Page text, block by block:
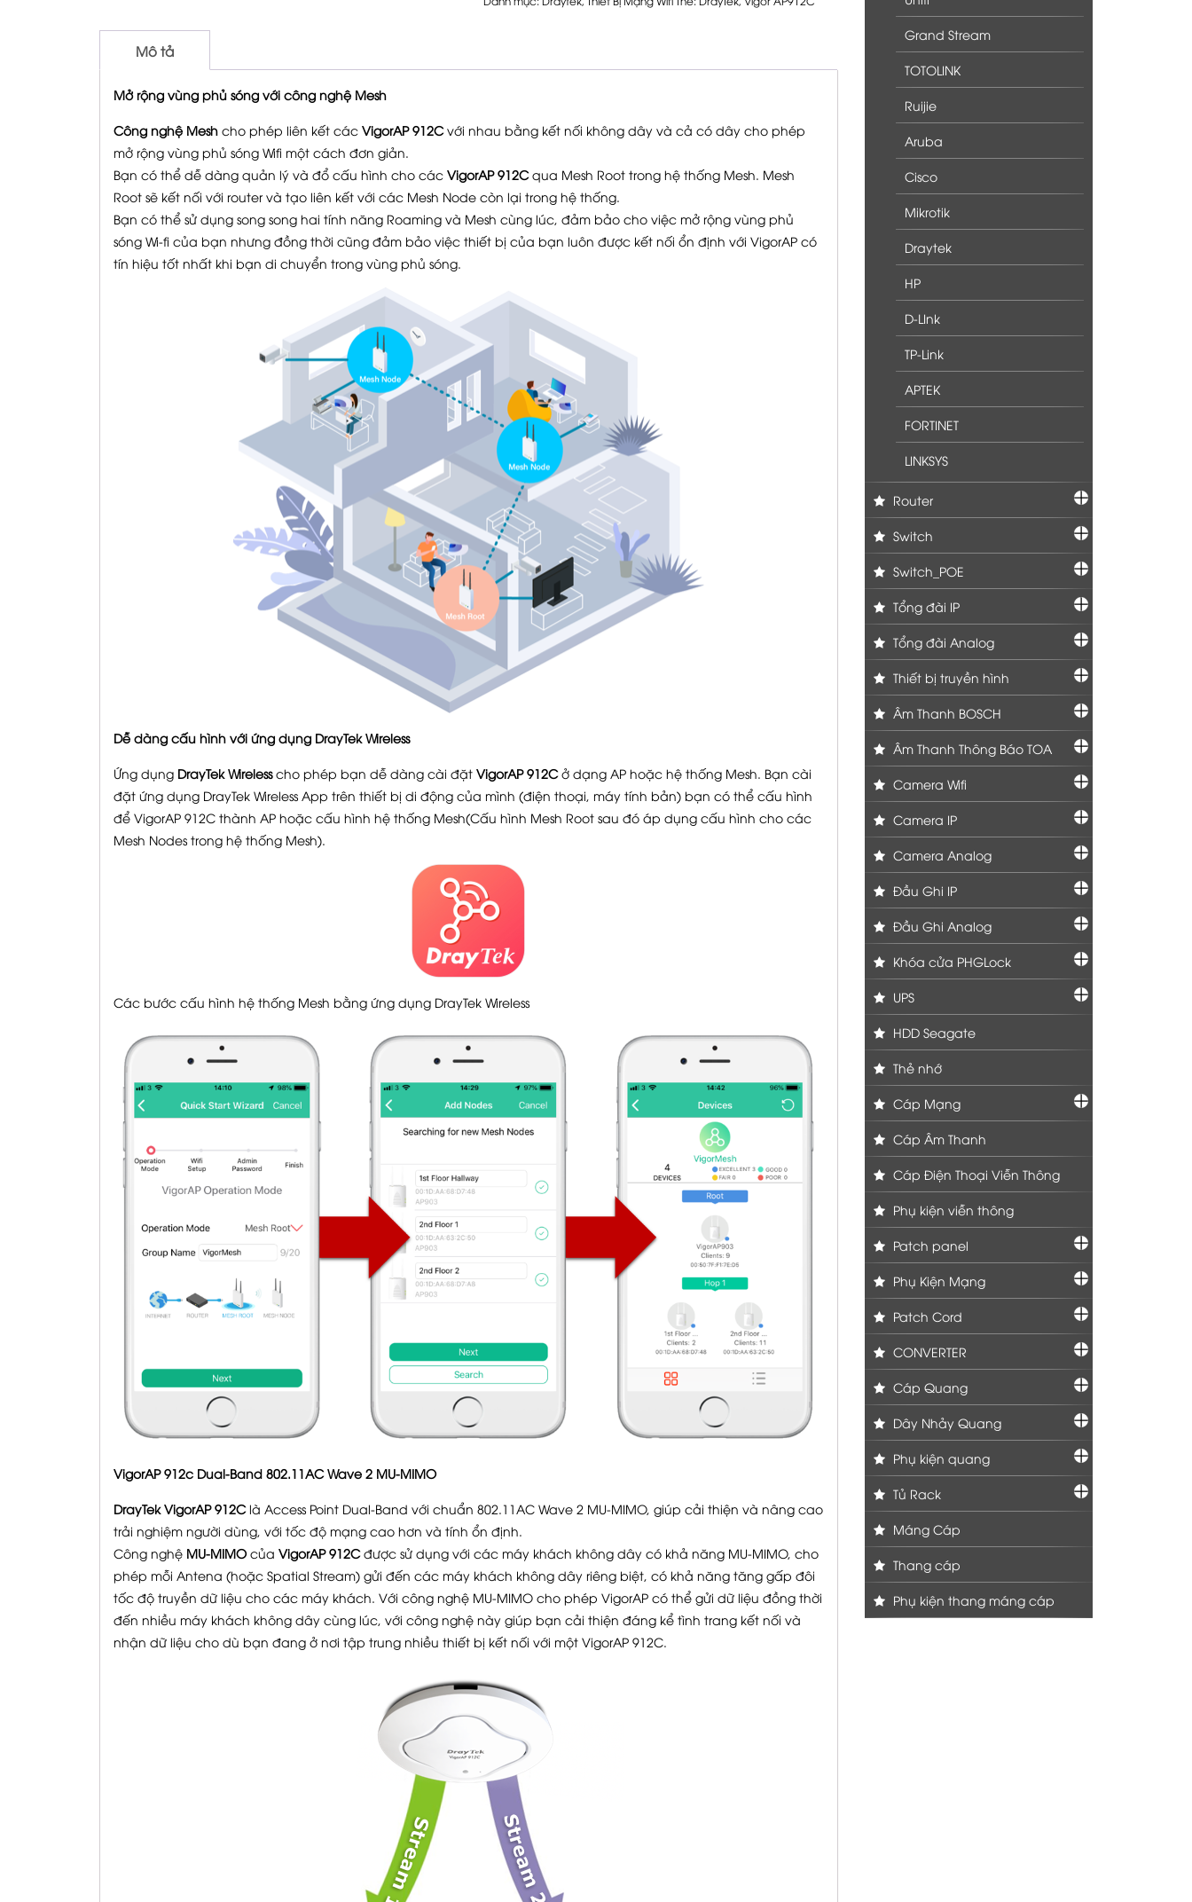
Mô tả
Mở rộng vùng phủ sóng với công nghệ Mesh
Công nghệ Mesh cho phép liên kết các VigorAP 912Cvới nhau bằng kết nối không dây và cả có dây cho phép
mở rộng vùng phủ sóng Wifi một cách đơn giản.
Bạn có thể dễ dàng quản lý và đổ cấu hình cho các VigorAP 912Cqua Mesh Root trong hệ thống Mesh. Mesh
Root sẽ kết nối với router và tạo liên kết với các Mesh Node còn lại trong hệ thống.
Bạn có thể sử dụng song song hai tính năng Roaming và Mesh cùng lúc, đảm bảo cho việc mở rộng vùng phủ
sóng Wi-fi của bạn nhưng đồng thời cũng đảm bảo việc thiết bị của bạn luôn được kết nối ổn định với VigorAP có
tín hiệu tốt nhất khi bạn di chuyển trong vùng phủ sóng.
Dễ dàng cấu hình với ứng dụng DrayTek Wireless
Ứng dụng DrayTek Wirelesscho phép bạn dễ dàng cài đặt VigorAP 912Cở dạng AP hoặc hệ thống Mesh. Bạn cài
đặt ứng dụng DrayTek Wireless App trên thiết bị di động của mình (điện thoại, máy tính bản) bạn có thể cấu hình
để VigorAP 912C thành AP hoặc cấu hình hệ thống Mesh(Cấu hình Mesh Root sau đó áp dụng cấu hình cho các
Mesh Nodes trong hệ thống Mesh).
Các bước cấu hình hệ thống Mesh bằng ứng dụng DrayTek Wireless
VigorAP 912c Dual-Band 802.11AC Wave 2 MU-MIMO
DrayTek VigorAP 912Clà Access Point Dual-Band với chuẩn 802.11AC Wave 2 MU-MIMO, giúp cải thiện và nâng cao
trải nghiệm người dùng, với tốc độ mạng cao hơn và tính ổn định.
Công nghệ MU-MIMOcủa VigorAP 912Cđược sử dụng với các máy khách không dây có khả năng MU-MIMO, cho
phép mỗi Antena (hoặc Spatial Stream) gửi đến các máy khách không dây riêng biệt, có khả năng tăng gấp đôi
tốc độ truyền dữ liệu cho các máy khách. Với công nghệ MU-MIMO cho phép VigorAP có thể gửi dữ liệu đồng thời
đến nhiều máy khách không dây cùng lúc, với công nghệ này giúp bạn cải thiện đáng kể tình trang kết nối và
nhận dữ liệu cho dù bạn đang ở nơi tập trung nhiều thiết bị kết nối với một VigorAP 912C.
Grand Stream
TOTOLINK
Ruijie
Aruba
Cisco
Mikrotik
Draytek
HP
D-LInk
TP-Link
APTEK
FORTINET
LINKSYS
Router
Switch
Switch_POE
Tổng đài IP
Tổng đài Analog
Thiết bị truyền hình
Âm Thanh BOSCH
Âm Thanh Thông Báo TOA
Camera Wifi
Camera IP
Camera Analog
Đầu Ghi IP
Đầu Ghi Analog
Khóa cửa PHGLock
UPS
HDD Seagate
Thẻ nhớ
Cáp Mạng
Cáp Âm Thanh
Cáp Điện Thoại Viễn Thông
Phụ kiện viễn thông
Patch panel
Phụ Kiện Mạng
Patch Cord
CONVERTER
Cáp Quang
Dây Nhảy Quang
Phụ kiện quang
Tủ Rack
Máng Cáp
Thang cáp
Phụ kiện thang máng cáp